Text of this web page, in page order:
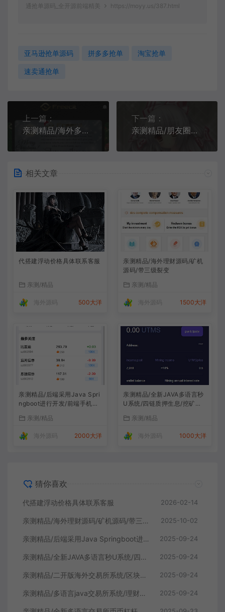
通抢单源码_全开源前端精美
https://moyy.us/387.html
亚马逊抢单源码 拼多多抢单 淘宝抢单
速卖通抢单
上一篇：
亲测精品/海外多语言tiktok-youtube任务抢单源码USDT理财带余额宝
下一篇：
亲测精品/朋友圈抖音快手点赞分享任务抢单源码
相关文章
代搭建浮动价格具体联系客服
亲测/精品
海外源码 500大洋
亲测精品/海外理财源码/矿机
源码/带三级裂变
亲测/精品
海外源码 1500大洋
亲测精品/后端采用Java Spri
ngboot进行开发/前端手机跟
前端vue源码！
亲测/精品
海外源码 2000大洋
亲测精品/全新JAVA多语言秒
U系统/四链质押生息/挖矿秒u
亲测/精品
海外源码 1000大洋
猜你喜欢
代搭建浮动价格具体联系客服 2026-02-14
亲测精品/海外理财源码/矿机源码/带三级裂变 2025-10-02
亲测精品/后端采用Java Springboot进行开发/前端手机跟代理vue开发 /系统全开源/带前端vue源码！ 2025-09-24
亲测精品/全新JAVA多语言秒U系统/四链质押生息/挖矿秒u系统 2025-09-24
亲测精品/二开版海外交易所系统/区块链交易所/质押挖矿/15国语言 2025-09-24
亲测精品/多语言java交易所系统/理财质押/永续期权/前端uianpp 2025-09-24